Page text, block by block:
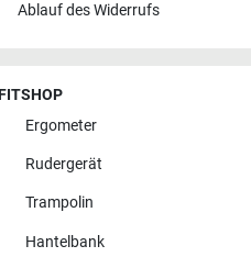
Ablauf des Widerrufs
Ergometer
Rudergerät
Trampolin
Hantelbank